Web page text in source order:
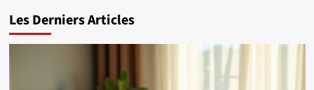
Les Derniers Articles